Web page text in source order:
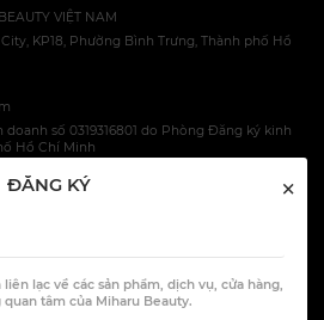
ĐĂNG KÝ ×
lạc về các sản phẩm, dịch vụ, cửa hàng,
tâm của Miharu Beauty.
VIỆT NAM
KP18, Phường Bình Trưng, Thành phố Hồ
số 0319316801 do Phòng Đăng ký kinh
Hồ Chí Minh
88
All Rights Reserved.